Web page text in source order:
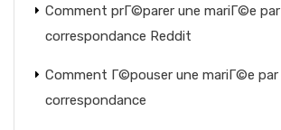
Comment prГ©parer une mariГ©e par
correspondance Reddit
Comment Г©pouser une mariГ©e par
correspondance